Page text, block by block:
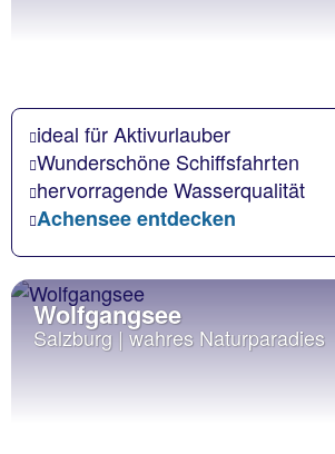
ideal für Aktivurlauber
Wunderschöne Schiffsfahrten
hervorragende Wasserqualität
Achensee entdecken
Wolfgangsee
Salzburg | wahres Naturparadies